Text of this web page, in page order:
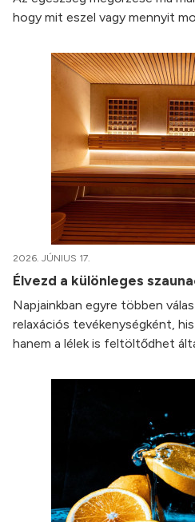
hogy mit eszel vagy mennyit
2026. JÚNIUS 17.
Élvezd a különleges
Napjainkban egyre többen
relaxációs tevékenységként,
hanem a lélek is feltöltődhet